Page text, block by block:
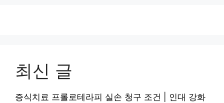
최신 글
증식치료 프롤로테라피 실손 청구 조건 | 인대 강화